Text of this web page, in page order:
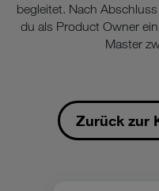
begleitet. Nach
du als Product Owner
Master
Zurück zur